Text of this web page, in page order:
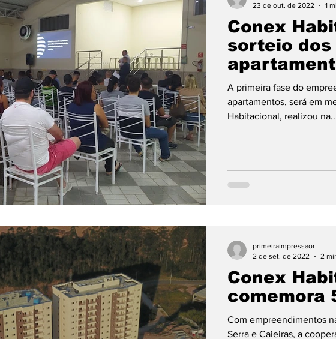
Informe Publicitário Câmara Municipal Cultura
São Paulo eleições 24 clima Escolas
Conex
sorteio dos
do
A primeira fase do
apartamentos, será em
Habitacional, realizou
23 de out. de 2022
1
Conex
comemora
Com empreendimentos
Serra e Caieiras, a
primeiraimpressaor
2 de set. de 2022
2